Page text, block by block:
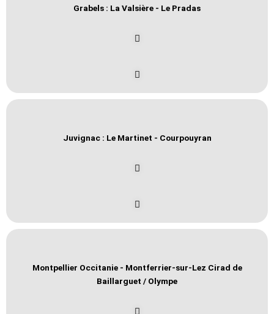
Grabels : La Valsière - Le Pradas
Juvignac : Le Martinet - Courpouyran
Montpellier Occitanie - Montferrier-sur-Lez Cirad de
Baillarguet / Olympe